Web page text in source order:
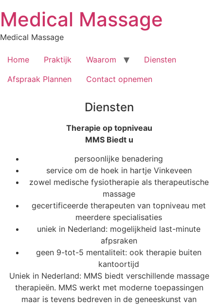
to
content
Medical Massage
Medical Massage
Home Praktijk Waarom
Diensten
Afspraak Plannen
Contact opnemen
Diensten
Therapie op topniveau
MMS Biedt u
persoonlijke benadering
service om de hoek in hartje Vinkeveen
zowel medische fysiotherapie als therapeutische
massage
gecertificeerde therapeuten van topniveau met
meerdere specialisaties
uniek in Nederland: mogelijkheid last-minute
afpsraken
geen 9-tot-5 mentaliteit: ook therapie buiten
kantoortijd
Uniek in Nederland: MMS biedt verschillende massage
therapieën. MMS werkt met moderne toepassingen
maar is tevens bedreven in de geneeskunst van